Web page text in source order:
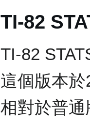
TI-82
TI-82
這個版本
相對於普通